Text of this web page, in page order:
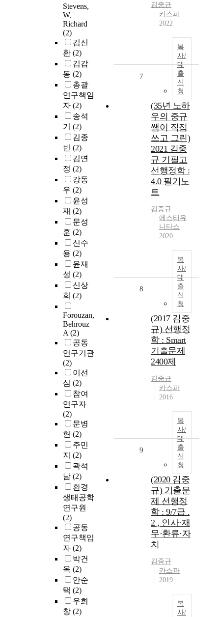
Stevens,
W.
Richard
(2)
김신
환 (2)
김갑
동 (2)
총괄
연구책임
자 (2)
송석
기 (2)
김종
빈 (2)
김연
정 (2)
강동
우 (2)
윤성
재 (2)
문성
훈 (2)
신수
용 (2)
윤재
성 (2)
신상
희 (2)
Forouzan,
Behrouz
A(2)
공동
연구기관
(2)
이선
심 (2)
참여
연구자
(2)
문병
현 (2)
주민
지 (2)
곽석
남 (2)
환경
생태공학
연구원
(2)
공동
연구책임
자 (2)
박건
옥 (2)
안순
택 (2)
우희
창 (2)
김중규
카스파
2022
복
사/
대
출
신
청
7
(35년 노하
우의 중규
쌤이 직접
쓰고 그린)
2021 김중
규 기필고
선행정학 :
4.0 필기노
트
김중규
에스티유
니타스
2020
복
사/
대
출
신
청
8
(2017 김중
규) 선행정
학 : Smart
기출문제
2400제
김중규
카스파
2016
복
사/
대
출
신
청
9
(2020 김중
규) 기출문
제 선행정
학 : 9/7급 .
2 , 인사·재
무·환류·자
치
김중규
카스파
2019
복
사/